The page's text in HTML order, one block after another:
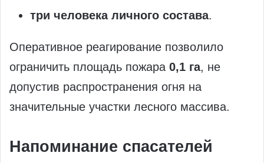
три человека личного состава.
Оперативное реагирование позволило
ограничить площадь пожара 0,1 га, не
допустив распространения огня на
значительные участки лесного массива.
Напоминание спасателей